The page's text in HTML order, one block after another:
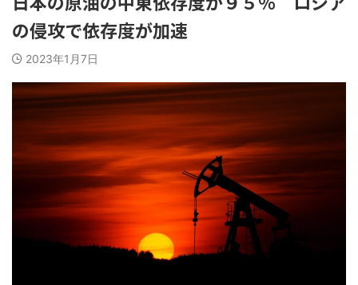
の侵攻で依存度が加速
2023年1月7日